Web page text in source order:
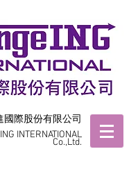
國際股份有限公司
INTERNATIONAL
Co.,Ltd.